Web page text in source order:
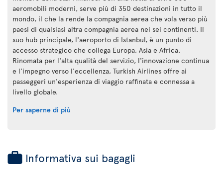
aeromobili moderni, serve più di 350 destinazioni in tutto il
mondo, il che la rende la compagnia aerea che vola verso più
paesi di qualsiasi altra compagnia aerea nei sei continenti. Il
suo hub principale, l'aeroporto di Istanbul, è un punto di
accesso strategico che collega Europa, Asia e Africa.
Rinomata per l'alta qualità del servizio, l'innovazione continua
e l'impegno verso l'eccellenza, Turkish Airlines offre ai
passeggeri un'esperienza di viaggio raffinata e connessa a
livello globale.
Per saperne di più
Informativa sui bagagli